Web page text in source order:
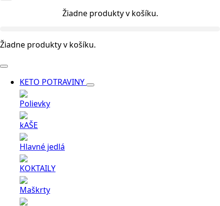
Žiadne produkty v košíku.
Žiadne produkty v košíku.
KETO POTRAVINY
Polievky
kAŠE
Hlavné jedlá
KOKTAILY
Maškrty